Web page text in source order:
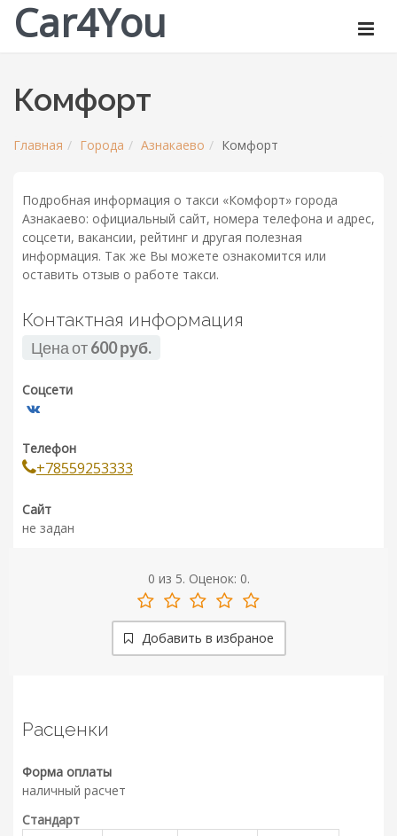
Car4You
Комфорт
Главная Города Азнакаево Комфорт
Подробная информация о такси «Комфорт» города
Азнакаево: официальный сайт, номера телефона и адрес,
соцсети, вакансии, рейтинг и другая полезная
информация. Так же Вы можете ознакомится или
оставить отзыв о работе такси.
Контактная информация
Цена от600 руб.
Соцсети
Телефон
+78559253333
Сайт
не задан
0 из 5. Оценок: 0.
Добавить в избраное
Расценки
Форма оплаты
наличный расчет
Стандарт